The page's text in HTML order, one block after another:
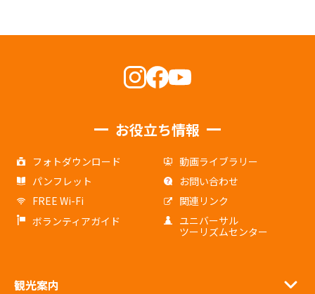
お役立ち情報
フォトダウンロード
動画ライブラリー
パンフレット
お問い合わせ
FREE Wi-Fi
関連リンク
ボランティアガイド
ユニバーサル
ツーリズムセンター
観光案内